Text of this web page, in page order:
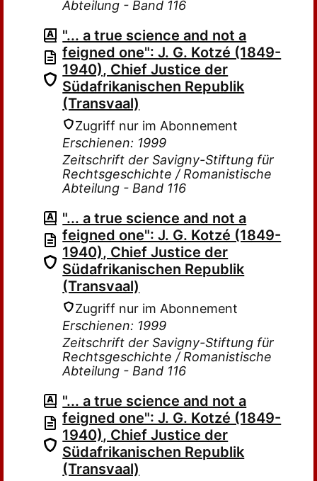
Abteilung - Band 116
"... a true science and not a
feigned one": J. G. Kotzé (1849-
1940), Chief Justice der
Südafrikanischen Republik
(Transvaal)
Zugriff nur im Abonnement
Erschienen: 1999
Zeitschrift der Savigny-Stiftung für
Rechtsgeschichte / Romanistische
Abteilung - Band 116
"... a true science and not a
feigned one": J. G. Kotzé (1849-
1940), Chief Justice der
Südafrikanischen Republik
(Transvaal)
Zugriff nur im Abonnement
Erschienen: 1999
Zeitschrift der Savigny-Stiftung für
Rechtsgeschichte / Romanistische
Abteilung - Band 116
"... a true science and not a
feigned one": J. G. Kotzé (1849-
1940), Chief Justice der
Südafrikanischen Republik
(Transvaal)